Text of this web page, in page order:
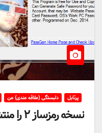
پرتابل دلبستگی (علاقه مندی) من
نسخه رمزساز ۲ را منتشر می کنم